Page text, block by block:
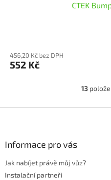
CTEK
456,20 Kč bez DPH
552 Kč
l
13
Informace pro vás
Jak nabíjet právě můj vůz?
Instalační partneři